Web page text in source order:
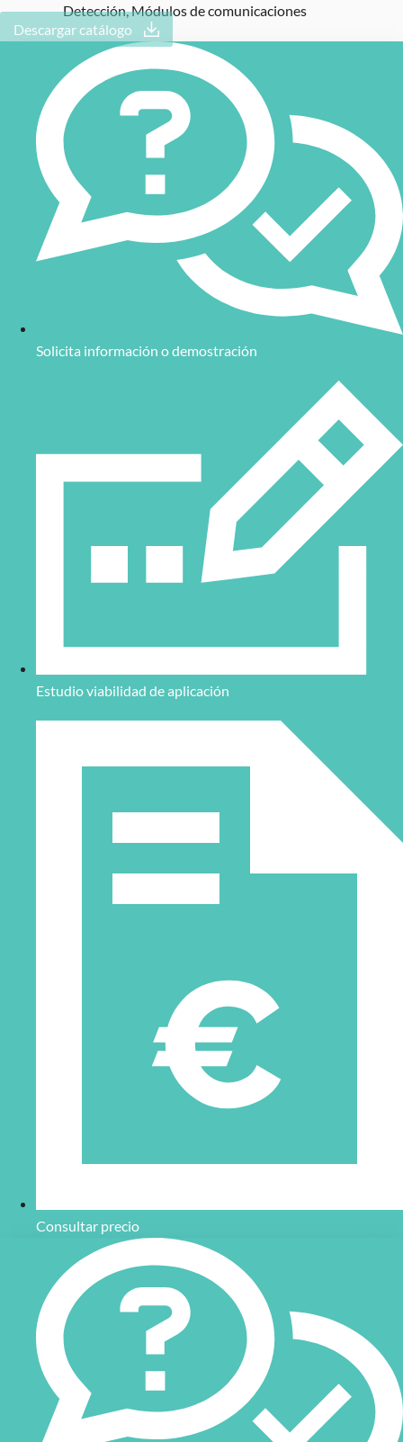
Detección,Módulos de comunicaciones
Descargar catálogo
Solicita información o demostración
Estudio viabilidad de aplicación
Consultar precio